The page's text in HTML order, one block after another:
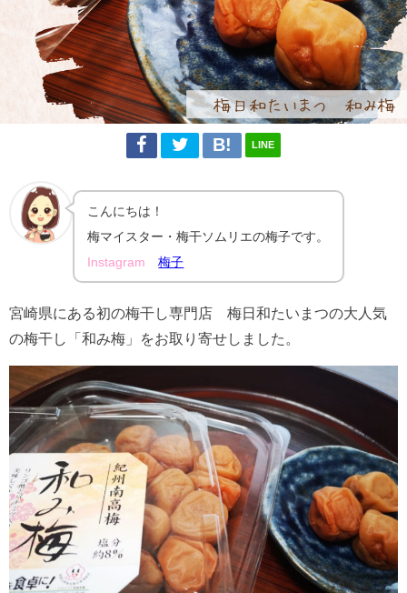
LINE
こんにちは！
梅マイスター・梅干ソムリエの梅子です。
Instagram
梅子
宮崎県にある初の梅干し専門店 梅日和たいまつの大人気
の梅干し「和み梅」をお取り寄せしました。